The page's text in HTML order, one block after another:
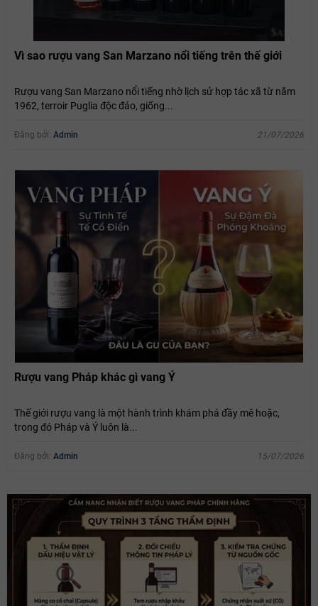
Vì sao rượu vang San Marzano nổi tiếng trên thế giới
Rượu vang San Marzano nổi tiếng nhờ lịch sử hợp tác xã từ năm
1962, terroir Puglia độc đáo, giống...
Đăng bởi: Admin 21/07/2026
Rượu vang Pháp khác gì vang Ý
Thế giới rượu vang là một hành trình khám phá đầy mê hoặc,
trong đó Pháp và Ý luôn là...
Đăng bởi: Admin 15/07/2026